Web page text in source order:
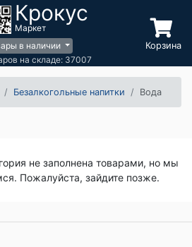
Крокус
Маркет
в наличии
на складе: 37007
Корзина
Безалкогольные напитки Вода
не заполнена товарами, но мы
Пожалуйста, зайдите позже.